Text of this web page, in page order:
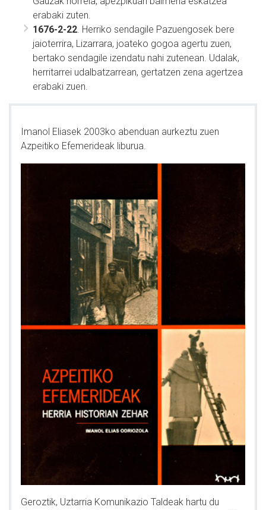
erabaki zuten.
1676-2-22 . Herriko sendagile Pazuengosek bere
jaioterrira, Lizarrara, joateko gogoa agertu zuen,
bertako sendagile izendatu nahi zutenean. Udalak,
herritarrei udalbatzarrean, gertatzen zena agertzea
erabaki zuen.
Imanol Eliasek 2003ko abenduan aurkeztu zuen
Azpeitiko Efemerideak liburua.
Geroztik, Uztarria Komunikazio Taldeak hartu du